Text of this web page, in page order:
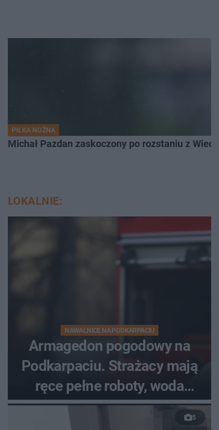
PIŁKA NOŻNA
Michał Pazdan zaskoczony po rozstaniu z
LOKALNIE:
NAWAŁNICE NA PODKARPACIU
Armagedon pogodowy na
Podkarpaciu. Strażacy mają
ręce pełne roboty, woda
zalewa posesje i budynki
5